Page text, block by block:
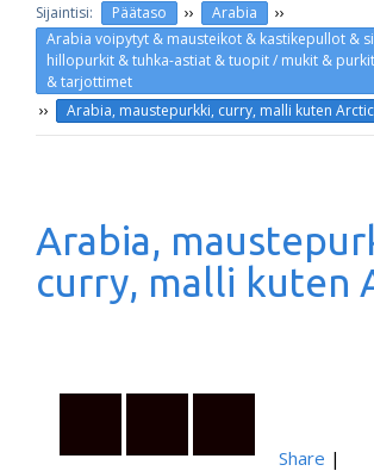
Päätaso ›› Arabia ››
Arabia voipytyt & mausteikot & kastikepullot &
hillopurkit & tuhka-astiat & tuopit / mukit &
& tarjottimet
›› Arabia, maustepurkki, curry, malli kuten
Arabia,
curry, malli kuten
Share |